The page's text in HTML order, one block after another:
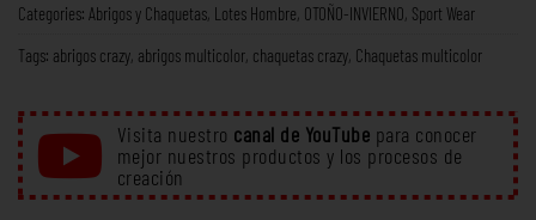
Categories: Abrigos y Chaquetas Lotes Hombre OTOÑO-INVIERNO Sport Wear
Tags: abrigos crazy abrigos multicolor chaquetas crazy Chaquetas multicolor
Visita nuestro canal de YouTube para conocer
mejor nuestros productos y los procesos de
creación